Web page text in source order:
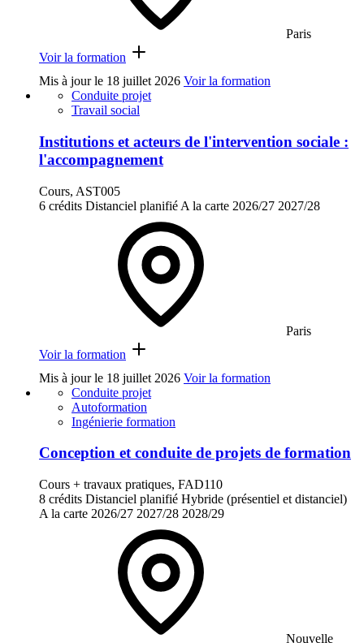
Paris
Voir la formation
Mis à jour le 18 juillet 2026 Voir la formation
Conduite projet
Travail social
Institutions et acteurs de l'intervention sociale :
l'accompagnement
Cours, AST005
6 crédits Distanciel planifié A la carte 2026/27 2027/28
Paris
Voir la formation
Mis à jour le 18 juillet 2026 Voir la formation
Conduite projet
Autoformation
Ingénierie formation
Conception et conduite de projets de formation
Cours + travaux pratiques, FAD110
8 crédits Distanciel planifié Hybride (présentiel et distanciel)
A la carte 2026/27 2027/28 2028/29
Nouvelle